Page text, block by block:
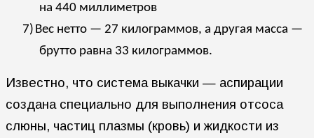
на 440 миллиметров
7) Вес нетто — 27 килограммов, а другая масса —
брутто равна 33 килограммов.
Известно, что система выкачки — аспирации
создана специально для выполнения отсоса
слюны, частиц плазмы (кровь) и жидкости из